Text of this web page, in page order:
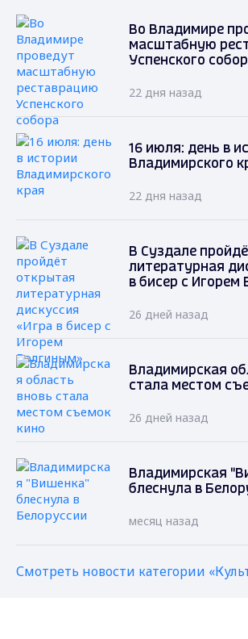
Во Владимире
масштабную
Успенского
22 дня назад
16 июля: день в
Владимирского
22 дня назад
В Суздале
литературная
в бисер с Игорем
26 дней назад
Владимирская
стала местом
26 дней назад
Владимирская
блеснула в
месяц назад
Смотреть новости категории